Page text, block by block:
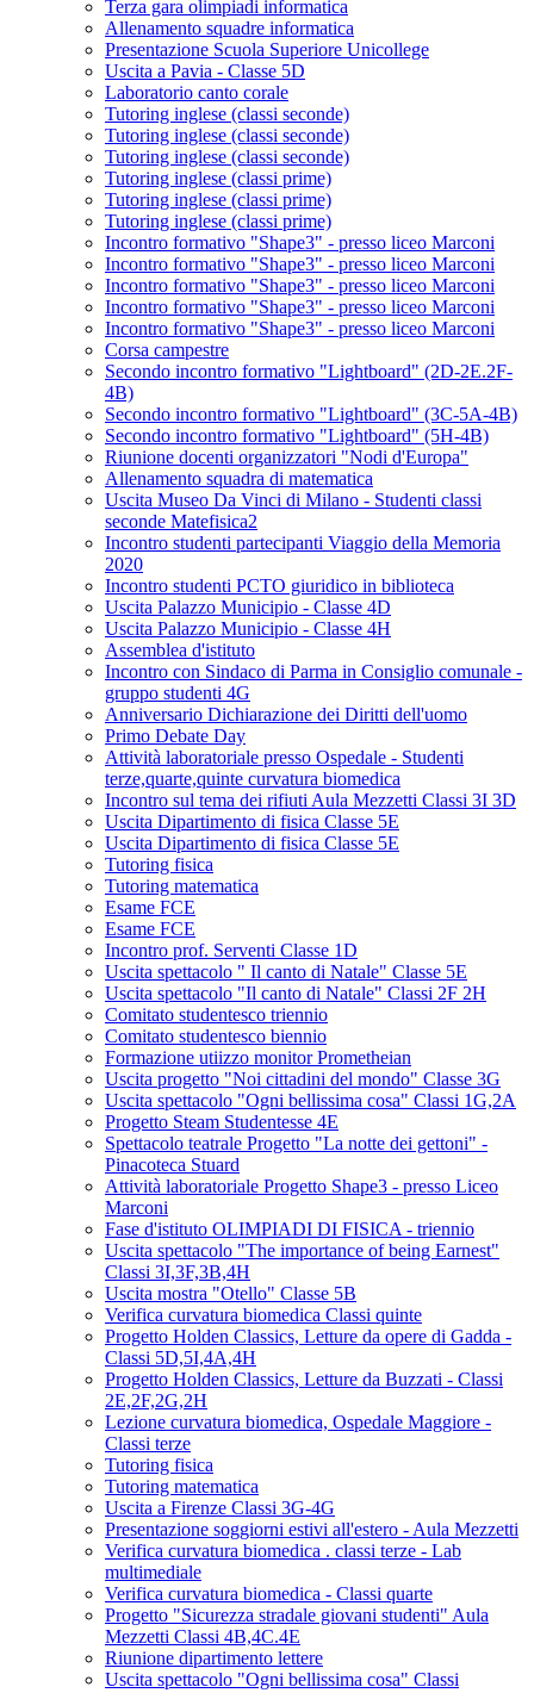
Terza gara olimpiadi informatica
Allenamento squadre informatica
Presentazione Scuola Superiore Unicollege
Uscita a Pavia - Classe 5D
Laboratorio canto corale
Tutoring inglese (classi seconde)
Tutoring inglese (classi seconde)
Tutoring inglese (classi seconde)
Tutoring inglese (classi prime)
Tutoring inglese (classi prime)
Tutoring inglese (classi prime)
Incontro formativo "Shape3" - presso liceo Marconi
Incontro formativo "Shape3" - presso liceo Marconi
Incontro formativo "Shape3" - presso liceo Marconi
Incontro formativo "Shape3" - presso liceo Marconi
Incontro formativo "Shape3" - presso liceo Marconi
Corsa campestre
Secondo incontro formativo "Lightboard" (2D-2E.2F-
4B)
Secondo incontro formativo "Lightboard" (3C-5A-4B)
Secondo incontro formativo "Lightboard" (5H-4B)
Riunione docenti organizzatori "Nodi d'Europa"
Allenamento squadra di matematica
Uscita Museo Da Vinci di Milano - Studenti classi
seconde Matefisica2
Incontro studenti partecipanti Viaggio della Memoria
2020
Incontro studenti PCTO giuridico in biblioteca
Uscita Palazzo Municipio - Classe 4D
Uscita Palazzo Municipio - Classe 4H
Assemblea d'istituto
Incontro con Sindaco di Parma in Consiglio comunale -
gruppo studenti 4G
Anniversario Dichiarazione dei Diritti dell'uomo
Primo Debate Day
Attività laboratoriale presso Ospedale - Studenti
terze,quarte,quinte curvatura biomedica
Incontro sul tema dei rifiuti Aula Mezzetti Classi 3I 3D
Uscita Dipartimento di fisica Classe 5E
Uscita Dipartimento di fisica Classe 5E
Tutoring fisica
Tutoring matematica
Esame FCE
Esame FCE
Incontro prof. Serventi Classe 1D
Uscita spettacolo " Il canto di Natale" Classe 5E
Uscita spettacolo "Il canto di Natale" Classi 2F 2H
Comitato studentesco triennio
Comitato studentesco biennio
Formazione utiizzo monitor Prometheian
Uscita progetto "Noi cittadini del mondo" Classe 3G
Uscita spettacolo "Ogni bellissima cosa" Classi 1G,2A
Progetto Steam Studentesse 4E
Spettacolo teatrale Progetto "La notte dei gettoni" -
Pinacoteca Stuard
Attività laboratoriale Progetto Shape3 - presso Liceo
Marconi
Fase d'istituto OLIMPIADI DI FISICA - triennio
Uscita spettacolo "The importance of being Earnest"
Classi 3I,3F,3B,4H
Uscita mostra "Otello" Classe 5B
Verifica curvatura biomedica Classi quinte
Progetto Holden Classics, Letture da opere di Gadda -
Classi 5D,5I,4A,4H
Progetto Holden Classics, Letture da Buzzati - Classi
2E,2F,2G,2H
Lezione curvatura biomedica, Ospedale Maggiore -
Classi terze
Tutoring fisica
Tutoring matematica
Uscita a Firenze Classi 3G-4G
Presentazione soggiorni estivi all'estero - Aula Mezzetti
Verifica curvatura biomedica . classi terze - Lab
multimediale
Verifica curvatura biomedica - Classi quarte
Progetto "Sicurezza stradale giovani studenti" Aula
Mezzetti Classi 4B,4C.4E
Riunione dipartimento lettere
Uscita spettacolo "Ogni bellissima cosa" Classi